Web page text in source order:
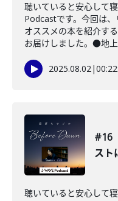
聴いていると安心して
Podcastです。今回は
オススメの本を紹介す
お届けしました。●地
2025.08.02|
#16
スト
聴いていると安心して